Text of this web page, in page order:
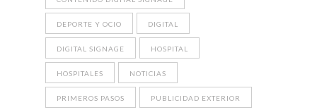
DEPORTE Y OCIO DIGITAL
DIGITAL SIGNAGE HOSPITAL
HOSPITALES NOTICIAS
PRIMEROS PASOS PUBLICIDAD EXTERIOR